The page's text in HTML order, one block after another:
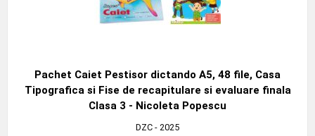
Pachet Caiet Pestisor dictando A5, 48 file, Casa
Tipografica si Fise de recapitulare si evaluare finala
Clasa 3 - Nicoleta Popescu
DZC - 2025